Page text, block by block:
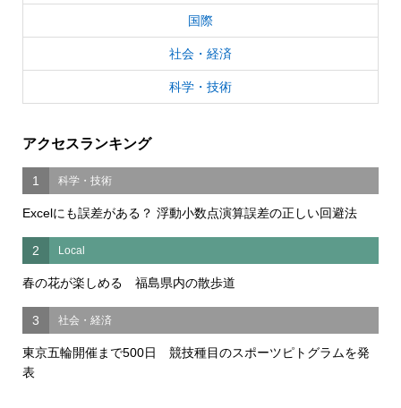
国際
社会・経済
科学・技術
アクセスランキング
1 科学・技術
Excelにも誤差がある？ 浮動小数点演算誤差の正しい回避法
2 Local
春の花が楽しめる 福島県内の散歩道
3 社会・経済
東京五輪開催まで500日 競技種目のスポーツピトグラムを発
表